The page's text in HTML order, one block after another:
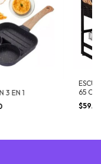
3 EN 1
65 CM